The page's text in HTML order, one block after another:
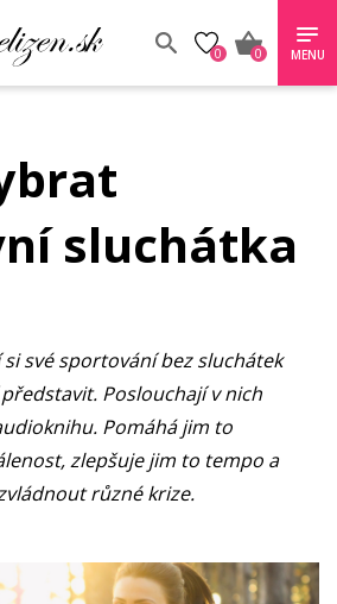
0 0 MENU
sluchátka
své sportování bez sluchátek
Poslouchají v nich
Pomáhá jim to
zlepšuje jim to tempo a
různé krize.